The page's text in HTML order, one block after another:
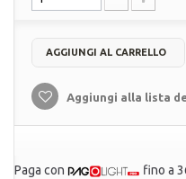
AGGIUNGI AL CARRELLO
Aggiungi alla lista
Paga con fino a